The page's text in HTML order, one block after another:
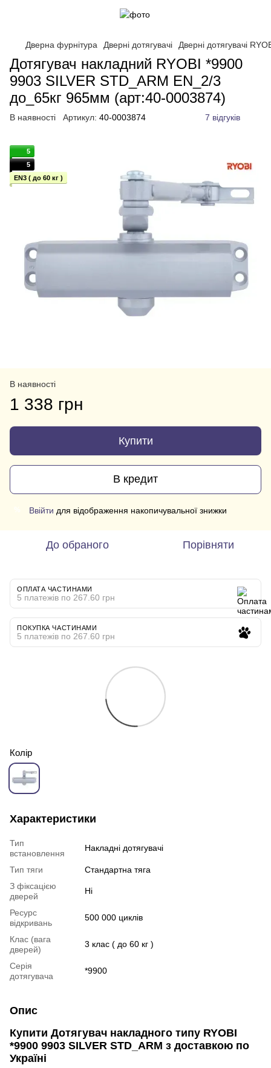
Дверна фурнітура Дверні дотягувачі Дверні дотягувачі
Дотягувач накладний RYOBI *9900
9903 SILVER STD_ARM EN_2/3
до_65кг 965мм (арт:40-0003874)
В наявності Артикул: 40-0003874 7 відгуків
5
5
EN3 ( до 60 кг )
В наявності
1 338 грн
Купити
В кредит
Ввійти для відображення накопичувальної знижки
До обраного Порівняти
ОПЛАТА ЧАСТИНАМИ
5 платежів по 267.60 грн
ПОКУПКА ЧАСТИНАМИ
5 платежів по 267.60 грн
Колір
Характеристики
Тип
встановлення
Накладні дотягувачі
Тип тяги
Стандартна тяга
З фіксацією
дверей
Ні
Ресурс
відкривань
500 000 циклів
Клас (вага
дверей)
3 клас ( до 60 кг )
Серія
дотягувача
*9900
Опис
Купити Дотягувач накладного типу RYOBI
*9900 9903 SILVER STD_ARM з доставкою по
Україні